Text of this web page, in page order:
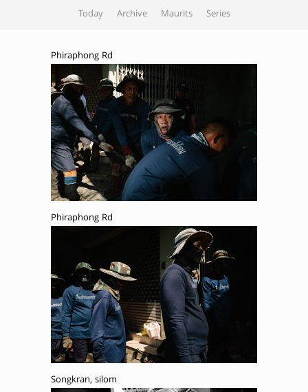
Today Archive Maurits Series
Phiraphong Rd
Phiraphong Rd
Songkran, silom